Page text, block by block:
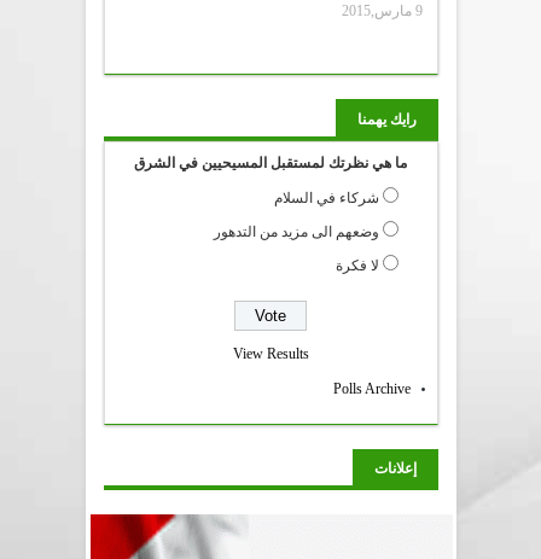
9 مارس,2015
رايك يهمنا
ما هي نظرتك لمستقبل المسيحيين في الشرق
شركاء في السلام
وضعهم الى مزيد من التدهور
لا فكرة
View Results
Polls Archive
إعلانات